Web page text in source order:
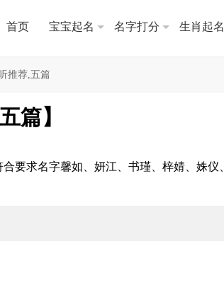
首页 宝宝起名 名字打分 生肖起名
推荐,五篇
篇】
要求名字馨如、妍江、书瑾、梓婧、姝仪